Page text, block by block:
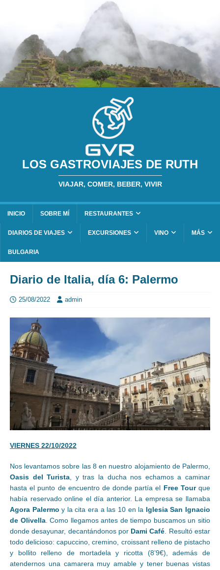
LOS GASTROVIAJES DE RUTH
VIAJAR, COMER, BEBER, VIVIR
INICIO SOBRE MÍ RESTAURANTES
DIARIOS DE VIAJES EXCURSIONES VINO MÁS
BULGARIA
Diario de Italia, día 6: Palermo
25/08/2022 admin
VIERNES 22/10/2022
Nos levantamos sobre las 8 en nuestro alojamiento de Palermo,
Oasis del Turista, y tras la ducha nos echamos a caminar
hasta el punto de encuentro de donde partía el Free Tourque
había reservado online el día anterior. La empresa se llamaba
Agora Palermo y la cita era a las 10 en la Iglesia San Ignacio
de Olivella. Como llegamos antes de tiempo buscamos un sitio
donde desayunar, decantándonos por Dami Café. Resultó estar
todo delicioso: capuccino, cremino, croissant relleno de pistacho
y bollito relleno de mortadela y ricotta (8’9€), además de
atendernos una camarera muy amable y tener buenas vistas